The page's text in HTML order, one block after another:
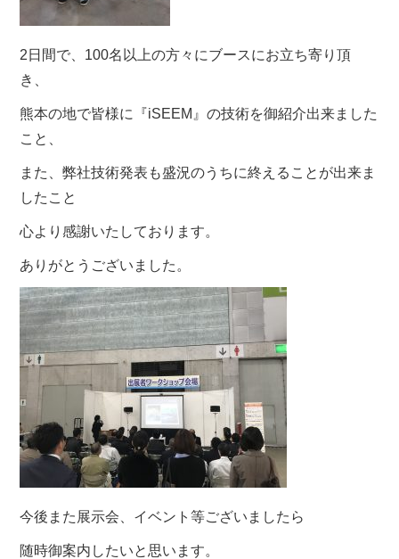
2日間で、100名以上の方々にブースにお立ち寄り頂
き、
熊本の地で皆様に『iSEEM』の技術を御紹介出来ました
こ と、
また、弊社技術発表も盛況のうちに終えることが出来ま
したこと
心より感謝いたしております。
ありがとうございました。
今後また展示会、イベント等ございましたら
随時御案内したいと思います。